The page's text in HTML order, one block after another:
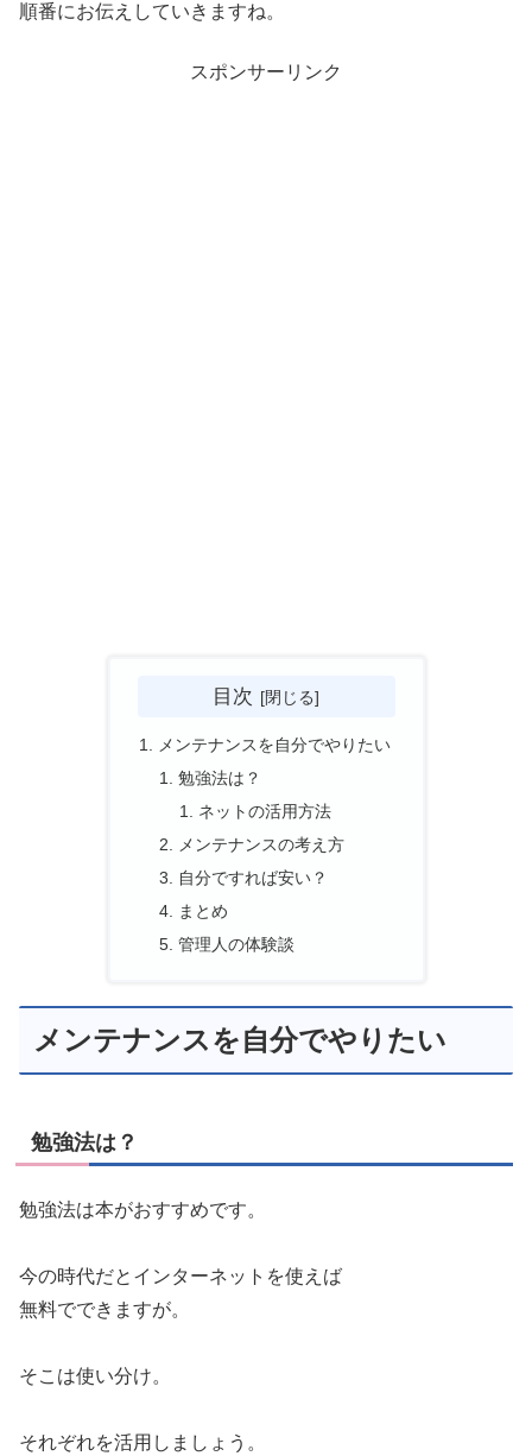
順番にお伝えしていきますね。
スポンサーリンク
目次
メンテナンスを自分でやりたい
勉強法は？
ネットの活用方法
メンテナンスの考え方
自分ですれば安い？
まとめ
管理人の体験談
メンテナンスを自分でやりたい
勉強法は？
勉強法は本がおすすめです。
今の時代だとインターネットを使えば
無料でできますが。
そこは使い分け。
それぞれを活用しましょう。